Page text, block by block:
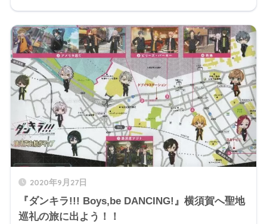
2020年9月27日
『ダンキラ!!! Boys,be DANCING!』横須賀へ聖地
巡礼の旅に出よう！！